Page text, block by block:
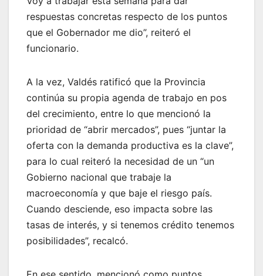
respuestas concretas respecto de los puntos
que el Gobernador me dio”, reiteró el
funcionario.
A la vez, Valdés ratificó que la Provincia
continúa su propia agenda de trabajo en pos
del crecimiento, entre lo que mencionó la
prioridad de “abrir mercados”, pues “juntar la
oferta con la demanda productiva es la clave”,
para lo cual reiteró la necesidad de un “un
Gobierno nacional que trabaje la
macroeconomía y que baje el riesgo país.
Cuando desciende, eso impacta sobre las
tasas de interés, y si tenemos crédito tenemos
posibilidades”, recalcó.